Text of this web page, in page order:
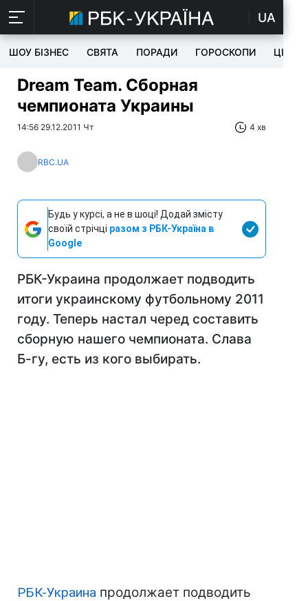
UA
ШОУ БІЗНЕС СВЯТА ПОРАДИ ГОРОСКОПИ ЦІКАВЕ
Dream Team. Сборная
чемпионата Украины
14:56 29.12.2011 Чт 4 хв
RBC.UA
Будь у курсі, а не в шоці! Додай змісту
своїй стрічці разом з РБК-Україна в
Google
РБК-Украина продолжает подводить
итоги украинскому футбольному 2011
году. Теперь настал черед составить
сборную нашего чемпионата. Слава
Б-гу, есть из кого выбирать.
РБК-Украина продолжает подводить